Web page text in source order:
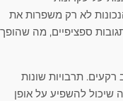
לא רק משפרות את
ספציפיים, מה שהופך
רקעים. תרבויות שונות
שיכול להשפיע על אופן